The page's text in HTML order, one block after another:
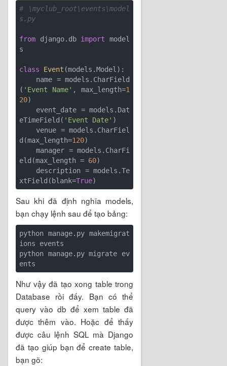
# \myclub_root\events\model
s.py
from django.db import model
s
class Event (models.Model) :
( 'Event Name' , max_length=1
20)
eTimeField( 'Event Date' )
d(max_length=120)
    manager = models.CharFi
eld(max_length = 60)
xtField(blank=True
Sau khi đã định nghĩa models,
bạn chạy lệnh sau để tạo bảng:
python manage.py makemigrat
ions events
python manage.py migrate ev
Như vậy đã tạo xong table trong
Database rồi đấy. Bạn có thể
query vào db để xem table đã
được thêm vào. Hoặc để thấy
được câu lệnh SQL mà Django
đã tạo giúp bạn để create table,
bạn gõ: